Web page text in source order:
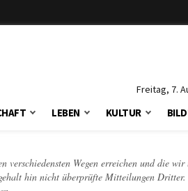
Freitag, 7.
LEBEN KULTUR
Wegen erreichen und die
hin nicht überprüfte Mitteilungen